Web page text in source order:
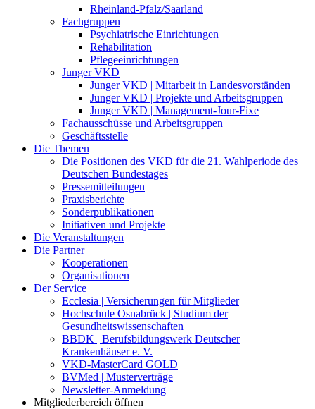
Rheinland-Pfalz/Saarland
Fachgruppen
Psychiatrische Einrichtungen
Rehabilitation
Pflegeeinrichtungen
Junger VKD
Junger VKD | Mitarbeit in Landesvorständen
Junger VKD | Projekte und Arbeitsgruppen
Junger VKD | Management-Jour-Fixe
Fachausschüsse und Arbeitsgruppen
Geschäftsstelle
Die Themen
Die Positionen des VKD für die 21. Wahlperiode des
Deutschen Bundestages
Pressemitteilungen
Praxisberichte
Sonderpublikationen
Initiativen und Projekte
Die Veranstaltungen
Die Partner
Kooperationen
Organisationen
Der Service
Ecclesia | Versicherungen für Mitglieder
Hochschule Osnabrück | Studium der
Gesundheitswissenschaften
BBDK | Berufsbildungswerk Deutscher
Krankenhäuser e. V.
VKD-MasterCard GOLD
BVMed | Musterverträge
Newsletter-Anmeldung
Mitgliederbereich öffnen